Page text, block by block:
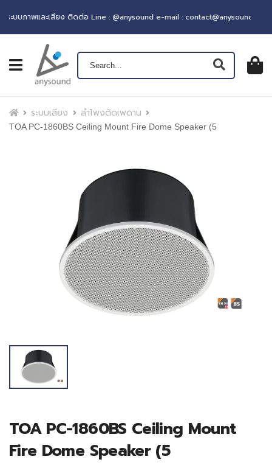
บบภาพและเสียง ติดต่อ Line : @anysound e-mail : contact@anysound.co
เปิดเมนู ตะกร้
0฿
หน้าแรกระบบเสียง ลำโพงติดเพดาน
TOA PC-1860BS Ceiling Mount Fire Dome Speaker (5
TOA PC-1860BS Ceiling Mount
Fire Dome Speaker (5